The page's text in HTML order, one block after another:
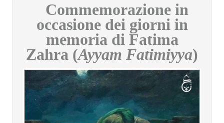
Commemorazione in
occasione dei giorni in
memoria di Fatima
Zahra (Ayyam Fatimiyya)